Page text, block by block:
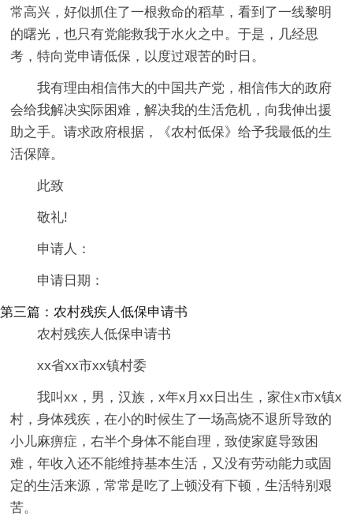
常高兴，好似抓住了一根救命的稻草，看到了一线黎明
的曙光，也只有党能救我于水火之中。于是，几经思
考，特向党申请低保，以度过艰苦的时日。
我有理由相信伟大的中国共产党，相信伟大的政府
会给我解决实际困难，解决我的生活危机，向我伸出援
助之手。请求政府根据，《农村低保》给予我最低的生
活保障。
此致
敬礼!
申请人：
申请日期：
第三篇：农村残疾人低保申请书
农村残疾人低保申请书
xx省xx市xx镇村委
我叫xx，男，汉族，x年x月xx日出生，家住x市x镇x
村，身体残疾，在小的时候生了一场高烧不退所导致的
小儿麻痹症，右半个身体不能自理，致使家庭导致困
难，年收入还不能维持基本生活，又没有劳动能力或固
定的生活来源，常常是吃了上顿没有下顿，生活特别艰
苦。